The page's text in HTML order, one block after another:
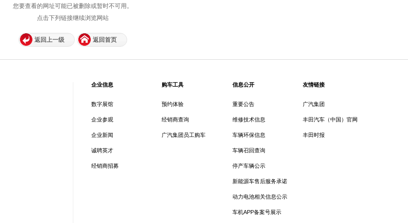
您要查看的网址可能已被删除或暂时不可用。
点击下列链接继续浏览网站
返回上一级 返回首页
企业信息
数字展馆
企业参观
企业新闻
诚聘英才
经销商招募
购车工具
预约体验
经销商查询
广汽集团员工购车
信息公开
重要公告
维修技术信息
车辆环保信息
车辆召回查询
停产车辆公示
新能源车售后服务承诺
动力电池相关信息公示
车机APP备案号展示
友情链接
广汽集团
丰田汽车（中国）官网
丰田时报